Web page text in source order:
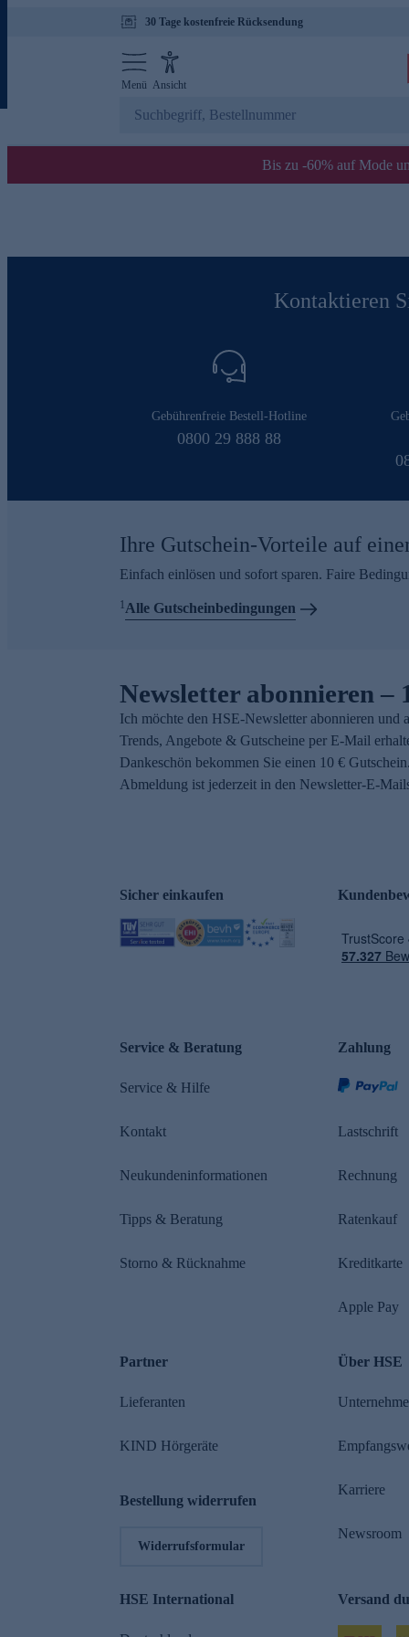
30 Tage kostenfreie Rücksendung
Menü Ansicht
Bis zu -60% auf Mode
Kontaktieren
Gebührenfreie Bestell-Hotline
0800 29 888 88
Ihre Gutschein-Vorteile auf
Einfach einlösen und sofort sparen. Faire
1Alle Gutscheinbedingungen
Newsletter abonnieren –
Ich möchte den HSE-Newsletter abonnieren und
Trends, Angebote & Gutscheine per E-Mail
Dankeschön bekommen Sie einen 10 €
Abmeldung ist jederzeit in den Newsletter-E-
Sicher einkaufen
Service & Beratung
Service & Hilfe
Kontakt
Neukundeninformationen
Tipps & Beratung
Storno & Rücknahme
Zahlung
Lastschrift
Rechnung
Ratenkauf
Kreditkarte
Apple Pay
Partner
Lieferanten
KIND Hörgeräte
Bestellung widerrufen
Widerrufsformular
Über HSE
Karriere
Newsroom
HSE International Versand